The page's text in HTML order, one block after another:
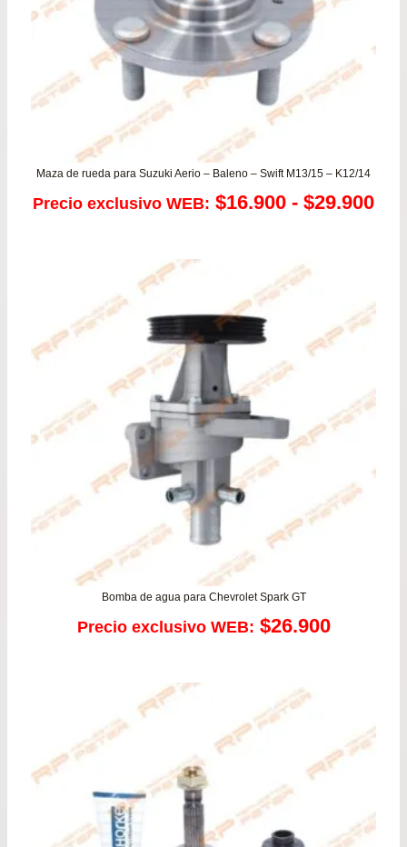
Maza de rueda para Suzuki Aerio – Baleno – Swift M13/15 – K12/14
Precio exclusivo WEB: $16.900 - $29.900
Bomba de agua para Chevrolet Spark GT
Precio exclusivo WEB: $26.900